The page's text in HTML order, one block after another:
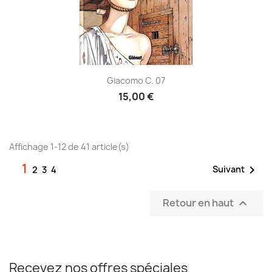
Giacomo C. 07
15,00 €
Affichage 1-12 de 41 article(s)
1 2 3 4 Suivant 
Retour en haut 
Recevez nos offres spéciales